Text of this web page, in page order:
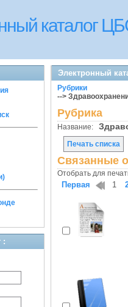
каталог
:
Электронный
Рубрики
-->
Рубрика
Название:
Печать списка
Связанные
Отобрать для
Первая 1